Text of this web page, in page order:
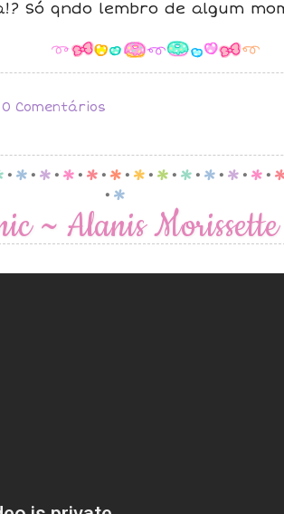
Só qndo lembro de algum
0 Comentários
. p . p . p . p . p . p . p . p . p . p . p .
. p
~ Alanis Morissette